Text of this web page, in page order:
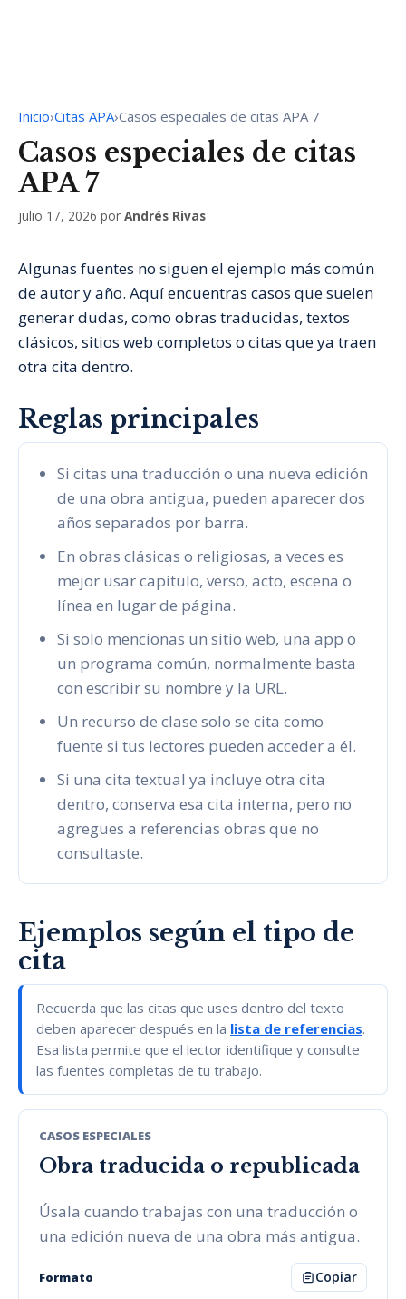
Inicio›Citas APA›Casos especiales de citas APA 7
Casos especiales de citas
APA 7
julio 17, 2026 por Andrés Rivas
Algunas fuentes no siguen el ejemplo más común
de autor y año. Aquí encuentras casos que suelen
generar dudas, como obras traducidas, textos
clásicos, sitios web completos o citas que ya traen
otra cita dentro.
Reglas principales
Si citas una traducción o una nueva edición
de una obra antigua, pueden aparecer dos
años separados por barra.
En obras clásicas o religiosas, a veces es
mejor usar capítulo, verso, acto, escena o
línea en lugar de página.
Si solo mencionas un sitio web, una app o
un programa común, normalmente basta
con escribir su nombre y la URL.
Un recurso de clase solo se cita como
fuente si tus lectores pueden acceder a él.
Si una cita textual ya incluye otra cita
dentro, conserva esa cita interna, pero no
agregues a referencias obras que no
consultaste.
Ejemplos según el tipo de
cita
Recuerda que las citas que uses dentro del texto
deben aparecer después en la lista de referencias.
Esa lista permite que el lector identifique y consulte
las fuentes completas de tu trabajo.
CASOS ESPECIALES
Obra traducida o republicada
Úsala cuando trabajas con una traducción o
una edición nueva de una obra más antigua.
Formato Copiar